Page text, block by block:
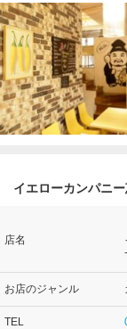
イエローカンパニ
店名
お店のジャンル
TEL